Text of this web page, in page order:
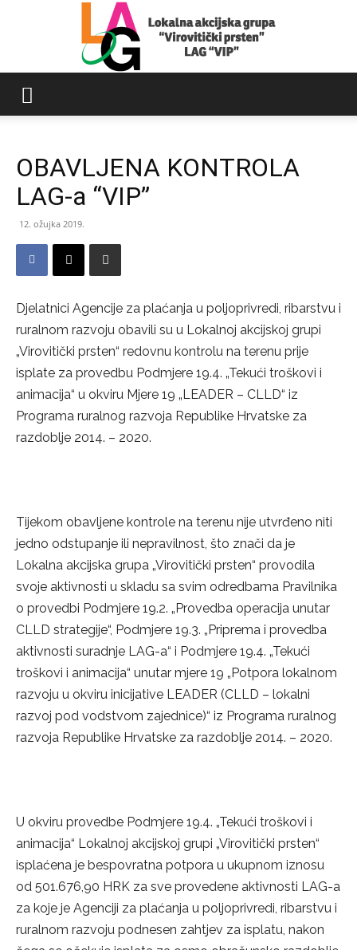
Virovitički
OBAVLJENA KONTROLA
LAG-a “VIP”
12. ožujka 2019.
Djelatnici Agencije za plaćanja u poljoprivredi, ribarstvu i
ruralnom razvoju obavili su u Lokalnoj akcijskoj grupi
„Virovitički prsten“ redovnu kontrolu na terenu prije
isplate za provedbu Podmjere 19.4. „Tekući troškovi i
animacija“ u okviru Mjere 19 „LEADER – CLLD“ iz
Programa ruralnog razvoja Republike Hrvatske za
razdoblje 2014. – 2020.
Tijekom obavljene kontrole na terenu nije utvrđeno niti
jedno odstupanje ili nepravilnost, što znači da je
Lokalna akcijska grupa „Virovitički prsten“ provodila
svoje aktivnosti u skladu sa svim odredbama Pravilnika
o provedbi Podmjere 19.2. „Provedba operacija unutar
CLLD strategije“, Podmjere 19.3. „Priprema i provedba
aktivnosti suradnje LAG-a“ i Podmjere 19.4. „Tekući
troškovi i animacija“ unutar mjere 19 „Potpora lokalnom
razvoju u okviru inicijative LEADER (CLLD – lokalni
razvoj pod vodstvom zajednice)“ iz Programa ruralnog
razvoja Republike Hrvatske za razdoblje 2014. – 2020.
U okviru provedbe Podmjere 19.4. „Tekući troškovi i
animacija“ Lokalnoj akcijskoj grupi „Virovitički prsten“
isplaćena je bespovratna potpora u ukupnom iznosu
od 501.676,90 HRK za sve provedene aktivnosti LAG-a
za koje je Agenciji za plaćanja u poljoprivredi, ribarstvu i
ruralnom razvoju podnesen zahtjev za isplatu, nakon